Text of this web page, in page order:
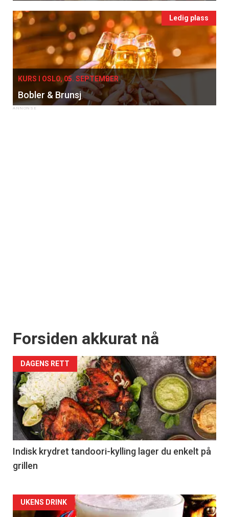
Ledig plass
KURS I OSLO, 05. SEPTEMBER
Bobler & Brunsj
Forsiden akkurat nå
DAGENS RETT
Indisk krydret tandoori-kylling lager du enkelt på
grillen
Forsiden
UKENS DRINK